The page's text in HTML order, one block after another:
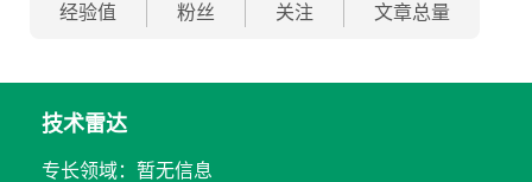
经验值 粉丝 关注 文章总量
技术雷达
专长领域：暂无信息